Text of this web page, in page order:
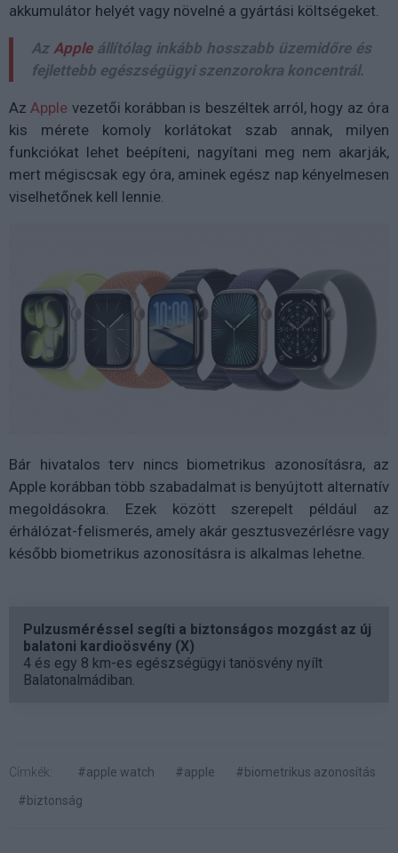
akkumulátor helyét vagy növelné a gyártási költségeket.
Az Appleállítólag inkább hosszabb üzemidőre és
fejlettebb egészségügyi szenzorokra koncentrál.
Az Apple vezetői korábban is beszéltek arról, hogy az óra
kis mérete komoly korlátokat szab annak, milyen
funkciókat lehet beépíteni, nagyítani meg nem akarják,
mert mégiscsak egy óra, aminek egész nap kényelmesen
viselhetőnek kell lennie.
Bár hivatalos terv nincs biometrikus azonosításra, az
Apple korábban több szabadalmat is benyújtott alternatív
megoldásokra. Ezek között szerepelt például az
érhálózat-felismerés, amely akár gesztusvezérlésre vagy
később biometrikus azonosításra is alkalmas lehetne.
Pulzusméréssel segíti a biztonságos mozgást az új
balatoni kardioösvény (X)
4 és egy 8 km-es egészségügyi tanösvény nyílt
Balatonalmádiban.
Címkék: #apple watch #apple
#biometrikus azonosítás
#biztonság